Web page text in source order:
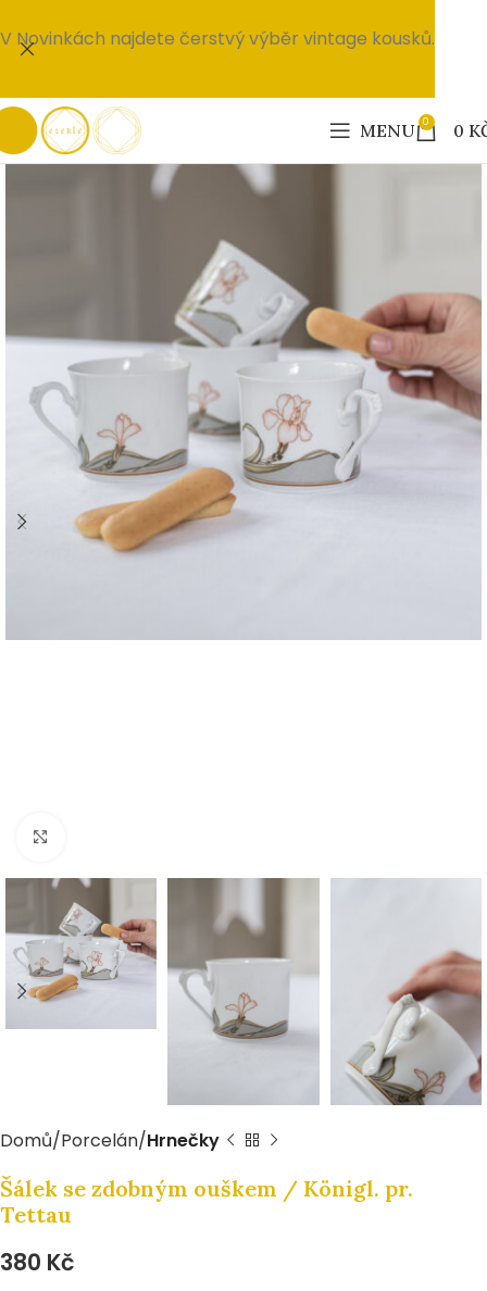
MENU 0 0
Domů Porcelán Hrnečky
Šálek se zdobným ouškem / Königl. pr.
Tettau
380 Kč
V Novinkách najdete čerstvý výběr vintage kousků.